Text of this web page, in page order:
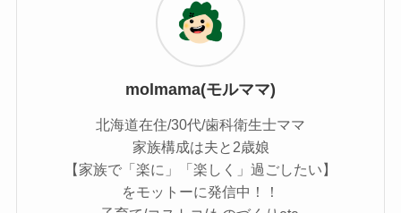
molmama(モルママ)
北海道在住/30代/歯科衛生士ママ
家族構成は夫と2歳娘
【家族で「楽に」「楽しく」過ごしたい】
をモットーに発信中！！